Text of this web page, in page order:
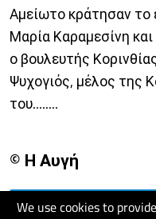
We use cookies to
Αμείωτο κράτησαν το
Μαρία Καραμεσίνη
ο βουλευτής
Ψυχογιός, μέλος της
του........
© Η Αυγή